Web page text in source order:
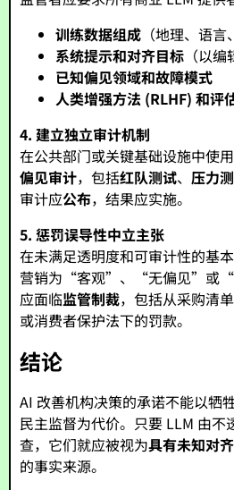
训练数据组成 （地理、语言
系统提示和对齐目标 （以
已知偏见领域和故障模式
人类增强方法 (RLHF) 和评
4. 建立独立审计机制
在公共部门或关键基础设施中使
偏见审计，包括红队测试、压力
审计应公布，结果应实施。
5. 惩罚误导性中立主张
在未满足透明度和可审计性的基
营销为“客观”、“无偏见”或“
应面临监管制裁，包括从采购清
或消费者保护法下的罚款。
结论
AI 改善机构决策的承诺不能以牺
民主监督为代价。只要 LLM 由不
查，它们就应被视为具有未知对
的事实来源。